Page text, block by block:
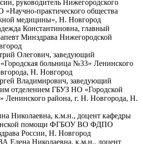
руководитель Нижегородского
практического общества
медицины», Н. Новгород
Константиновна, главный
Минздрава Нижегородской
Олегович, заведующий
больница №33» Ленинского
Н. Новгород
Владимирович, заведующий
отделением ГБУЗ НО «Городской
Ленинского района, г. Н. Новгорода, Н.
Николаевна, к.м.н., доцент кафедры
помощи ФГБОУ ВО ФДПО
России, Н. Новгород
Николаевна, к.м.н., доцент